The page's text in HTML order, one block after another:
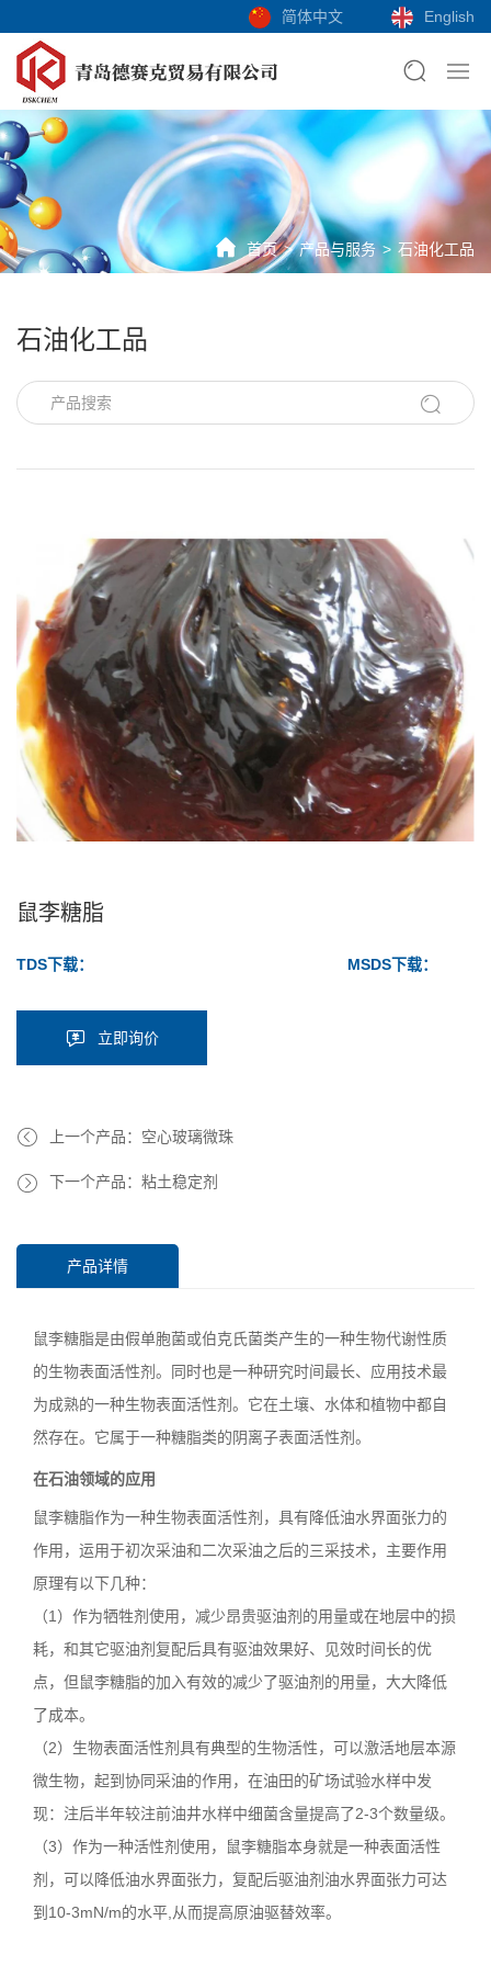
简体中文 English
首页 产品与服务 石油化工品
石油化工品
鼠李糖脂
TDS下载： MSDS下载：
立即询价
上一个产品：空心玻璃微珠
下一个产品：粘土稳定剂
产品详情
鼠李糖脂是由假单胞菌或伯克氏菌类产生的一种生物代谢性质
的生物表面活性剂。同时也是一种研究时间最长、应用技术最
为成熟的一种生物表面活性剂。它在土壤、水体和植物中都自
然存在。它属于一种糖脂类的阴离子表面活性剂。
在石油领域的应用
鼠李糖脂作为一种生物表面活性剂，具有降低油水界面张力的
作用，运用于初次采油和二次采油之后的三采技术，主要作用
原理有以下几种：
（1）作为牺牲剂使用，减少昂贵驱油剂的用量或在地层中的损
耗，和其它驱油剂复配后具有驱油效果好、见效时间长的优
点，但鼠李糖脂的加入有效的减少了驱油剂的用量，大大降低
了成本。
（2）生物表面活性剂具有典型的生物活性，可以激活地层本源
微生物，起到协同采油的作用，在油田的矿场试验水样中发
现：注后半年较注前油井水样中细菌含量提高了2-3个数量级。
（3）作为一种活性剂使用，鼠李糖脂本身就是一种表面活性
剂，可以降低油水界面张力，复配后驱油剂油水界面张力可达
到10-3mN/m的水平,从而提高原油驱替效率。